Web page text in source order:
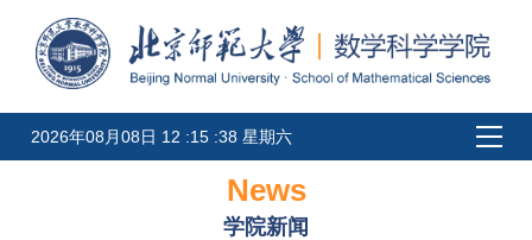
2026年08月08日 12 :15 :38 星期六
News
学院新闻